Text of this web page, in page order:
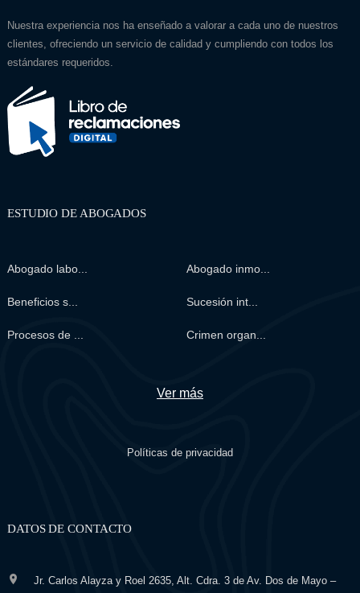
Nuestra experiencia nos ha enseñado a valorar a cada uno de nuestros
clientes, ofreciendo un servicio de calidad y cumpliendo con todos los
estándares requeridos.
ESTUDIO DE ABOGADOS
Abogado labo... Abogado inmo...
Beneficios s... Sucesión int...
Procesos de ... Crimen organ...
Ver más
Políticas de privacidad
DATOS DE CONTACTO
Jr. Carlos Alayza y Roel 2635, Alt. Cdra. 3 de Av. Dos de Mayo –